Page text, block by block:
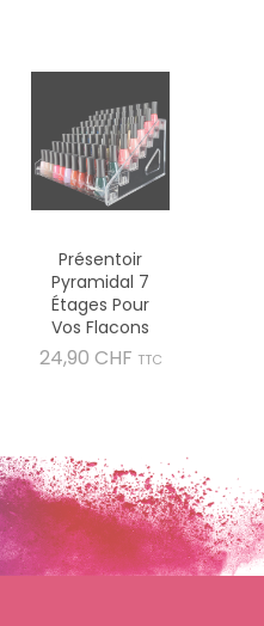
Présentoir
Pyramidal 7
Étages Pour
Vos Flacons
24,90 CHF Prix
TTC